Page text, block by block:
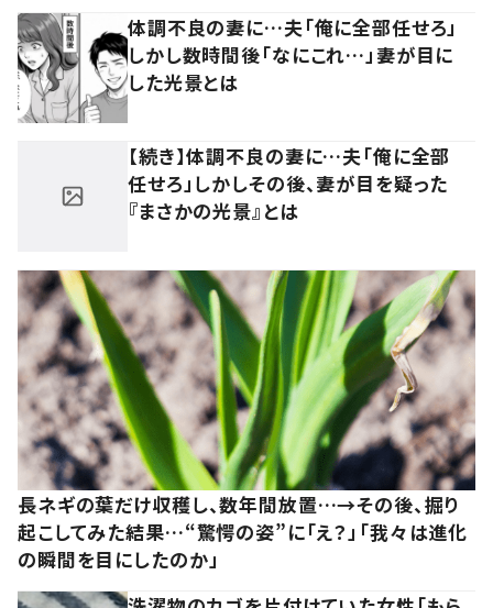
体調不良の妻に…夫「俺に全部任せろ」
しかし数時間後「なにこれ…」妻が目に
した光景とは
【続き】体調不良の妻に…夫「俺に全部
任せろ」しかしその後、妻が目を疑った
『まさかの光景』とは
長ネギの葉だけ収穫し、数年間放置…→その後、掘り
起こしてみた結果…“驚愕の姿”に「え？」「我々は進化
の瞬間を目にしたのか」